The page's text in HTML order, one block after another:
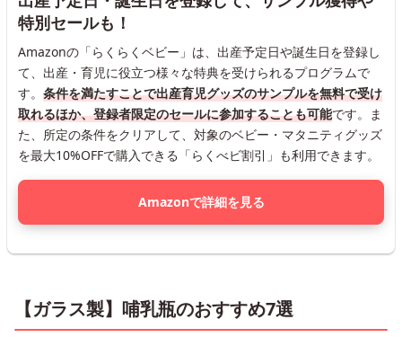
特別セールも！
Amazonの「らくらくベビー」は、出産予定日や誕生日を登録し
て、出産・育児に役立つ様々な特典を受けられるプログラムで
す。 条件を満たすことで出産育児グッズのサンプルを無料で受け
取れるほか、登録者限定のセールに参加することも可能です。ま
た、所定の条件をクリアして、対象のベビー・マタニティグッズ
を最大10%OFFで購入できる「らくべビ割引」も利用できます。
Amazonで詳細を見る
【ガラス製】哺乳瓶のおすすめ7選